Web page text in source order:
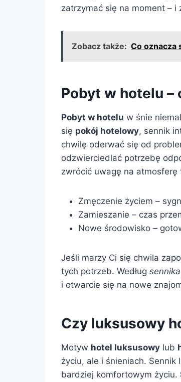
zatrzymać się na moment –
Zobacz także: Co oznacza
Pobyt w hotelu –
Pobyt w hotelu w śnie
się pokój hotelowy, sennik
chwilę oderwać się od
odzwierciedlać potrzebę
zwrócić uwagę na atmosferę
Zmęczenie życiem –
Zamieszanie – czas
Nowe środowisko –
Jeśli marzy Ci się chwila
tych potrzeb. Według sennika
i otwarcie się na nowe
Czy luksusowy
Motyw hotel luksusowy lub
życiu, ale i śnieniach. Sennik
bardziej komfortowym życiu.